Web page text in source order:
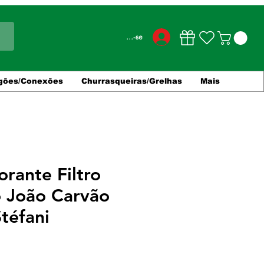
Conecte-se
Conexões Churrasqueiras/Grelhas Mais
Filtro
João Carvão